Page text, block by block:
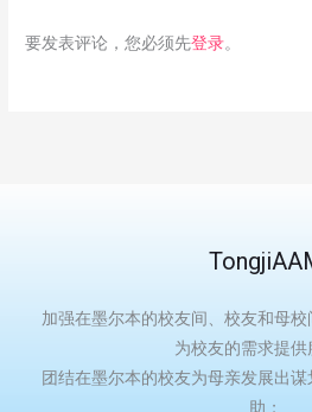
要发表评论，您必须先登录。
加强在墨尔本的校友间、校友和母校
为校友的需求提供
团结在墨尔本的校友为母亲发展出
助；